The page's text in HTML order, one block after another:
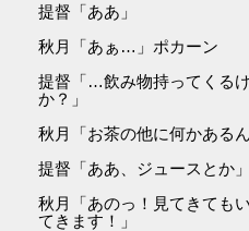
提督「ああ」
秋月「あぁ…」ポカーン
提督「…飲み物持ってくる
か？」
秋月「お茶の他に何かある
提督「ああ、ジュースとか」
秋月「あのっ！見てきても
てきます！」